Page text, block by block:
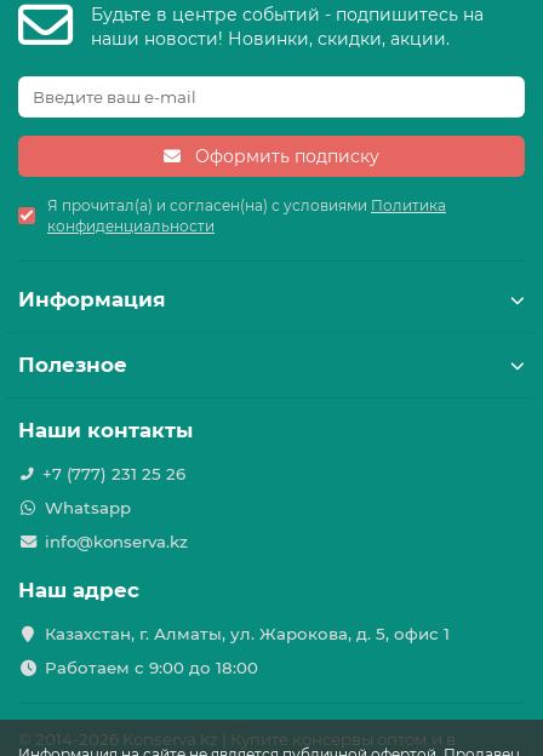
Будьте в центре событий - подпишитесь на
наши новости! Новинки, скидки, акции.
Оформить подписку
Я прочитал(а) и согласен(на) с условиями Политика
конфиденциальности
Информация
Полезное
Наши контакты
+7 (777) 231 25 26
Whatsapp
info@konserva.kz
Наш адрес
Казахстан, г. Алматы, ул. Жарокова, д. 5, офис 1
Работаем с 9:00 до 18:00
© 2014-2026 Konserva.kz | Купите консервы оптом и в